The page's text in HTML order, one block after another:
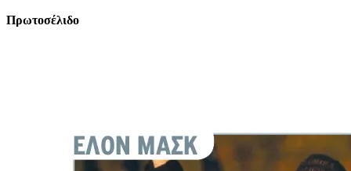
Πρωτοσέλιδο